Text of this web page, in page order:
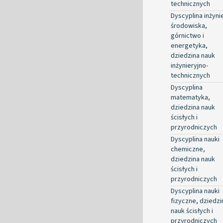
technicznych
Dyscyplina
środowiska,
górnictwo i
energetyka,
dziedzina nauk
inżynieryjno-
technicznych
Dyscyplina
matematyka,
dziedzina nauk
ścisłych i
przyrodniczych
Dyscyplina nauki
chemiczne,
dziedzina nauk
ścisłych i
przyrodniczych
Dyscyplina nauki
fizyczne,
nauk ścisłych i
przyrodniczych